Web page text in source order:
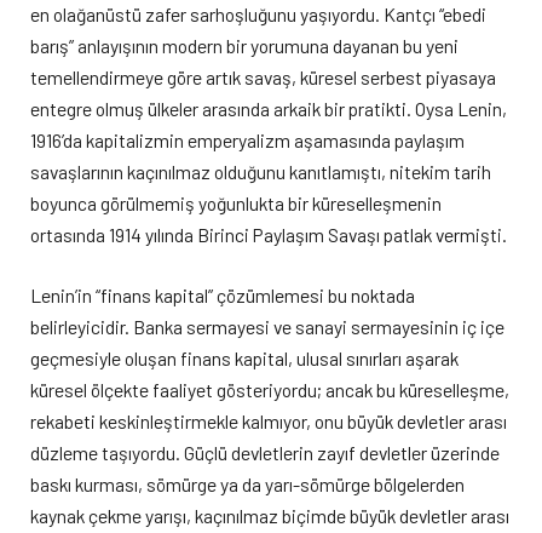
en olağanüstü zafer sarhoşluğunu yaşıyordu. Kantçı “ebedi
barış” anlayışının modern bir yorumuna dayanan bu yeni
temellendirmeye göre artık savaş, küresel serbest piyasaya
entegre olmuş ülkeler arasında arkaik bir pratikti. Oysa Lenin,
1916’da kapitalizmin emperyalizm aşamasında paylaşım
savaşlarının kaçınılmaz olduğunu kanıtlamıştı, nitekim tarih
boyunca görülmemiş yoğunlukta bir küreselleşmenin
ortasında 1914 yılında Birinci Paylaşım Savaşı patlak vermişti.
Lenin’in “finans kapital” çözümlemesi bu noktada
belirleyicidir. Banka sermayesi ve sanayi sermayesinin iç içe
geçmesiyle oluşan finans kapital, ulusal sınırları aşarak
küresel ölçekte faaliyet gösteriyordu; ancak bu küreselleşme,
rekabeti keskinleştirmekle kalmıyor, onu büyük devletler arası
düzleme taşıyordu. Güçlü devletlerin zayıf devletler üzerinde
baskı kurması, sömürge ya da yarı-sömürge bölgelerden
kaynak çekme yarışı, kaçınılmaz biçimde büyük devletler arası